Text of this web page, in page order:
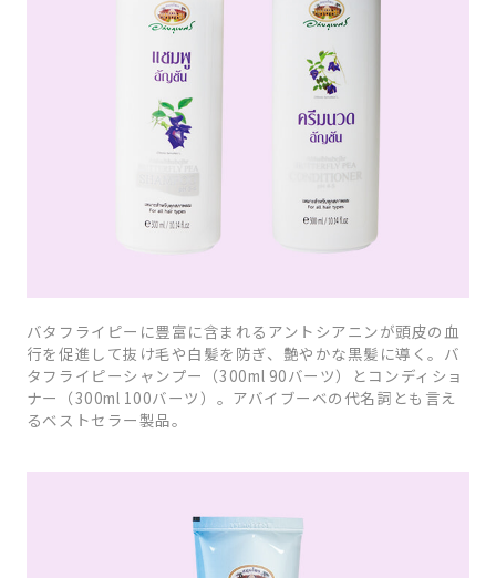
バタフライピーに豊富に含まれるアントシアニンが頭皮の血
行を促進して抜け毛や白髪を防ぎ、艶やかな黒髪に導く。バ
タフライピーシャンプー（300ml 90バーツ）とコンディショ
ナー（300ml 100バーツ）。アバイブーベの代名詞とも言え
るベストセラー製品。